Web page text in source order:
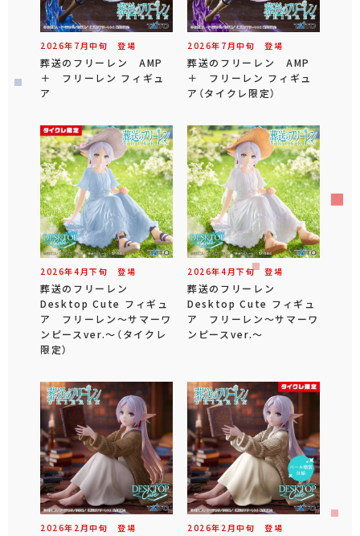
2026年 7 月中旬 登場
葬送のフリーレン AMP
＋ フリーレン フィギュ
ア
2026年 7 月中旬 登場
葬送のフリーレン AMP
＋ フリーレン フィギュ
ア（タイクレ限定）
2026年4 月下旬 登場
葬送のフリーレン
Desktop Cute フィギュ
ア フリーレン～サマーワ
ンピースver.～（タイクレ
限定）
2026年4 月下旬登場
葬送のフリーレン
Desktop Cute フィギュ
ア フリーレン～サマーワ
ンピースver.～
2026年 2 月中旬 登場 2026年 2 月中旬 登場